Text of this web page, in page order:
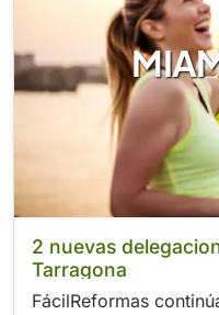
2 nuevas
Tarragona
FácilReformas